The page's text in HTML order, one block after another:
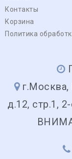
Контакты
Корзина
Политика
г.Москва,
д.12, стр.1,